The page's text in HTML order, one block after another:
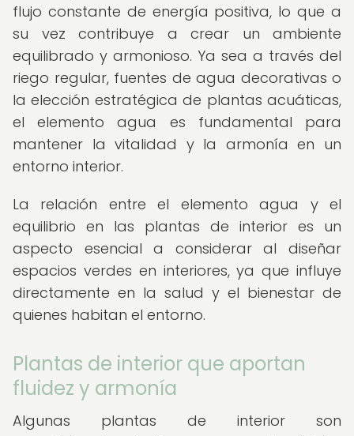
flujo constante de energía positiva, lo que a
su vez contribuye a crear un ambiente
equilibrado y armonioso. Ya sea a través del
riego regular, fuentes de agua decorativas o
la elección estratégica de plantas acuáticas,
el elemento agua es fundamental para
mantener la vitalidad y la armonía en un
entorno interior.
La relación entre el elemento agua y el
equilibrio en las plantas de interior es un
aspecto esencial a considerar al diseñar
espacios verdes en interiores, ya que influye
directamente en la salud y el bienestar de
quienes habitan el entorno.
Plantas de interior que aportan
fluidez y armonía
Algunas plantas de interior son